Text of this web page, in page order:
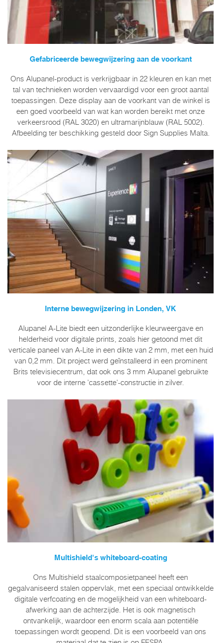
Gefabriceerde bewegwijzering aan de voorkant
Ons Alupanel-product is verkrijgbaar in 22 kleuren en kan met
tal van technieken worden vervaardigd voor een groot aantal
toepassingen. Deze display aan de voorkant van de winkel is
een goed voorbeeld van wat kan worden bereikt met onze
verkeersrood (RAL 3020) en ultramarijnblauw (RAL 5002).
Afbeelding ter beschikking gesteld door Sign Supplies Malta.
Interne bewegwijzering in Londen, VK
Alupanel A-Lite biedt een uitzonderlijke kleurweergave en
helderheid voor digitale prints, zoals hier getoond met dit
verticale paneel van A-Lite in een dikte van 2 mm, met een huid
van 0,2 mm. Dit project werd geïnstalleerd in een prominent
Brits televisiecentrum, dat ook ons ​​3 mm Alupanel gebruikte
voor de interne 'cassette'-constructie in zilver.
Multishield's whiteboard-coating
Ons Multishield staalcomposietpaneel heeft een
gegalvaniseerd stalen oppervlak, met een speciaal ontwikkelde
digitale verfcoating en de mogelijkheid van een whiteboard-
afwerking aan de achterzijde. Het is ook magnetisch
ontvankelijk, waardoor een enorm scala aan potentiële
toepassingen wordt geopend. Dit is een voorbeeld van ons